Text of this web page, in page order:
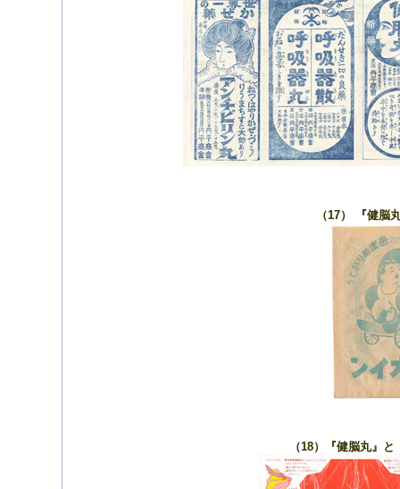
（17） 『健脳
（18）『健脳丸』